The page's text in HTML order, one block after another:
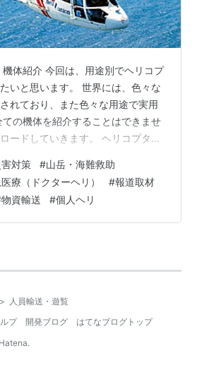
体紹介 今回は、用途別でヘリコプ
いと思います。 世界には、色々な
れており、また色々な用途で実用
の機体を紹介することはできませ
ードしていきます。 ヘリコプター
） 報道取材 人員輸送・遊覧 物資
・個人 災害対策 大地震や、山林
に、情報収集、救助、消火、救援
活動を実施します。 » AS365 N3+
害対策 #山岳・海難救助
療（ドクターヘリ） #報道取材
物資輸送 #個人ヘリ
>
人員輸送・遊覧
プ 開発ブログ
はてなブログトップ
Hatena.